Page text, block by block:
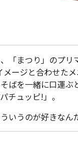
「まつり」のプ
ージと合わせた
ばを一緒に口運ぶ
チュッピ!」。
いうのが好きな